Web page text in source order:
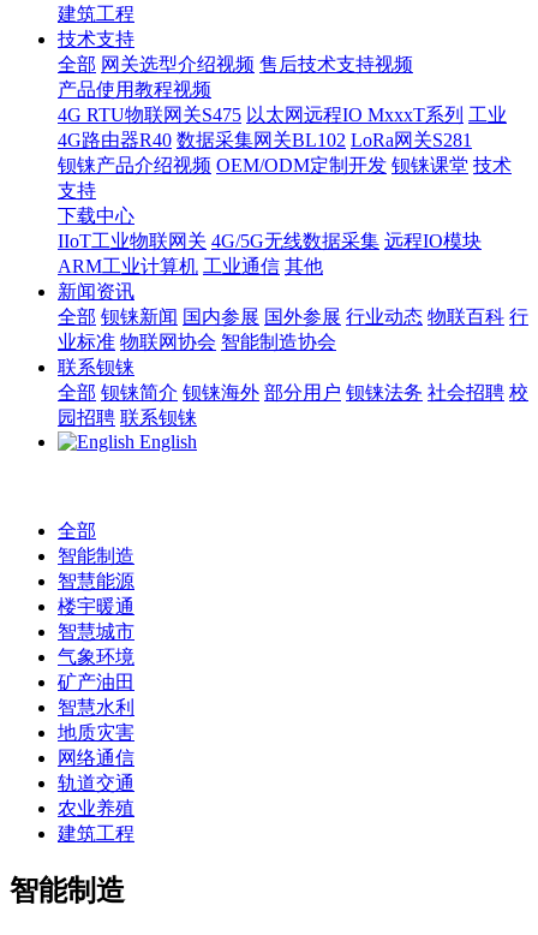
建筑工程
技术支持
全部 网关选型介绍视频 售后技术支持视频
产品使用教程视频
4G RTU物联网关S475 以太网远程IO MxxxT系列 工业
4G路由器R40 数据采集网关BL102 LoRa网关S281
钡铼产品介绍视频 OEM/ODM定制开发 钡铼课堂 技术
支持
下载中心
IIoT工业物联网关 4G/5G无线数据采集 远程IO模块
ARM工业计算机 工业通信 其他
新闻资讯
全部 钡铼新闻 国内参展 国外参展 行业动态 物联百科 行
业标准 物联网协会 智能制造协会
联系钡铼
全部 钡铼简介 钡铼海外 部分用户 钡铼法务 社会招聘 校
园招聘 联系钡铼
English
全部
智能制造
智慧能源
楼宇暖通
智慧城市
气象环境
矿产油田
智慧水利
地质灾害
网络通信
轨道交通
农业养殖
建筑工程
智能制造